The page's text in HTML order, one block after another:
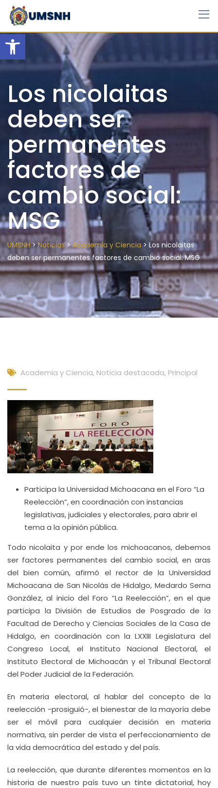
Open toolbar
Skip
content
Los nicolaitas
deben ser
permanentes
factores de
cambio social:
MSG
UMSNH>Noticias>Academia y Ciencia > Los nicolaitas
deben ser permanentes factores de cambio social: MSG
Academia y Ciencia, Noticia destacada, Principal
Participa la Universidad Michoacana en el Foro “La
Reelección”, en coordinación con instancias
legislativas, judiciales y electorales, para abrir el
tema a la opinión pública.
Todo nicolaita y por ende los michoacanos, debemos
ser factores permanentes del cambio social, en aras
del bien común, afirmó el rector de la Universidad
Michoacana de San Nicolás de Hidalgo, Medardo Serna
González, al inicio del Foro “La Reelección”, en el que
participa la División de Estudios de Posgrado de la
Facultad de Derecho y Ciencias Sociales de la Casa de
Hidalgo, en coordinación con la LXXIII Legislatura del
Congreso Local, el Instituto Nacional Electoral, el
Instituto Electoral de Michoacán y el Tribunal Electoral
del Poder Judicial de la Federación.
En materia electoral, al hablar del concepto de la
reelección -prosiguió-, el bienestar de la mayoría debe
ser el móvil para cualquier decisión en materia
normativa, sin perder de vista el perfeccionamiento de
la vida democrática del estado y del país.
La reelección, que durante diferentes momentos en la
historia de nuestro país tuvo un tinte dictatorial, hoy